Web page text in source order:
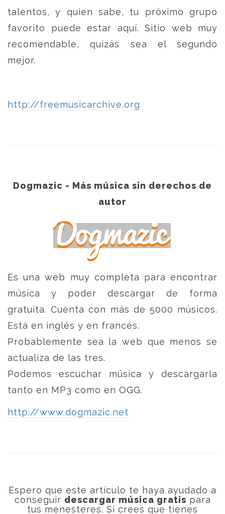
talentos, y quien sabe, tu próximo grupo
favorito puede estar aquí. Sitio web muy
recomendable, quizás sea el segundo
mejor.
http://freemusicarchive.org
Dogmazic - Más música sin derechos de
autor
Es una web muy completa para encontrar
música y poder descargar de forma
gratuita. Cuenta con más de 5000 músicos.
Está en inglés y en francés.
Probablemente sea la web que menos se
actualiza de las tres.
Podemos escuchar música y descargarla
tanto en MP3 como en OGG.
http://www.dogmazic.net
Espero que este artículo te haya ayudado a
conseguir descargar música gratis para
tus menesteres. Si crees que tienes